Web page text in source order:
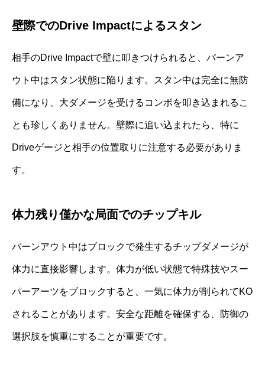
壁際でのDrive Impactによるスタン
相手のDrive Impactで壁に叩きつけられると、バーンア
ウト中はスタン状態に陥ります。スタン中は完全に無防
備になり、大ダメージを受けるコンボを叩き込まれるこ
とも珍しくありません。壁際に追い込まれたら、特に
Driveゲージと相手の位置取りに注意する必要がありま
す。
体力残り僅かな局面でのチップキル
バーンアウト中はブロックで発生するチップダメージが
体力に直接影響します。体力が低い状態で特殊技やスー
パーアーツをブロックすると、一気に体力が削られてKO
されることがあります。安全な距離を確保する、防御の
選択肢を慎重にすることが重要です。